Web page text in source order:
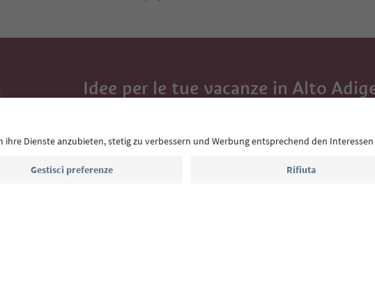
Idee per le tue vacanze in Alto
eventi da non perdere e ricette tipiche.